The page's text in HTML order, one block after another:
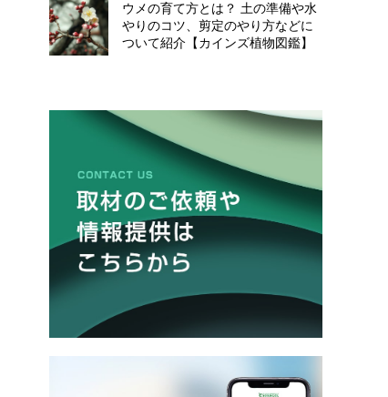
ウメの育て方とは？ 土の準備や水
やりのコツ、剪定のやり方などに
ついて紹介【カインズ植物図鑑】